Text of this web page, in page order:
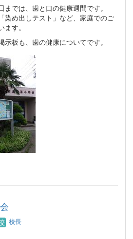
までは、歯と口の健康週間です。
染め出しテスト」など、家庭でのご
す。
板も、歯の健康についてです。
校長